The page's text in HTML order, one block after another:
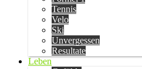
Tennis
Velo
Ski
Unvergessen
Resultate
Leben